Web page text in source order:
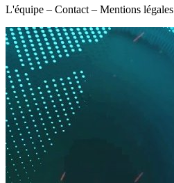
L'équipe – Contact – Mentions légales